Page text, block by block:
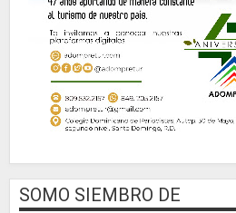
SOMO SIEMBRO DE